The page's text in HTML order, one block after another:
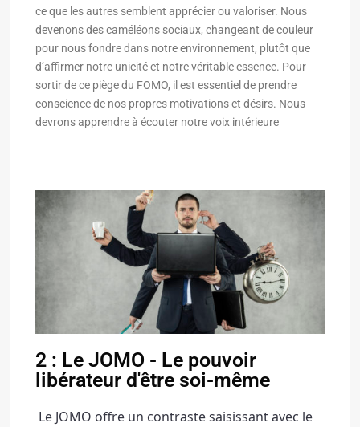
ce que les autres semblent apprécier ou valoriser. Nous
devenons des caméléons sociaux, changeant de couleur
pour nous fondre dans notre environnement, plutôt que
d’affirmer notre unicité et notre véritable essence. Pour
sortir de ce piège du FOMO, il est essentiel de prendre
conscience de nos propres motivations et désirs. Nous
devrons apprendre à écouter notre voix intérieure
2 : Le JOMO - Le pouvoir
libérateur d'être soi-même